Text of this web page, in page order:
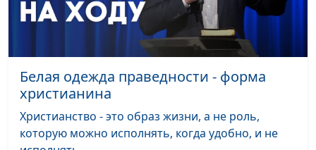
предназначение?
Ронжина
возможности,
преимущества
Анна Богатская, Татьяна
директора школы
дистанционному
обучению и Наталья
Белая одежда праведности - форма
христианина
Христианство - это образ жизни, а не роль,
которую можно исполнять, когда удобно, и не